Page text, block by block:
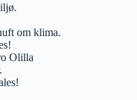
om klima.
Olilla